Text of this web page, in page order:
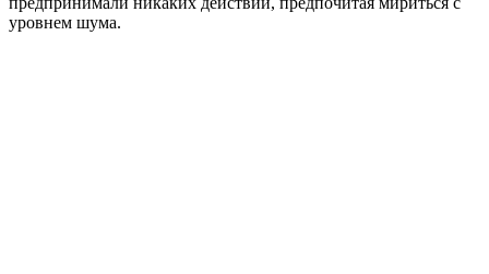
уровнем шума.